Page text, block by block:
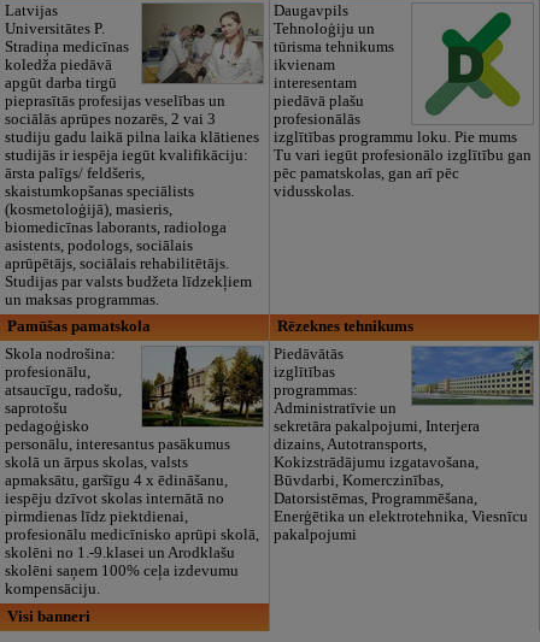
Latvijas
Universitātes P.
Stradiņa medicīnas
koledža piedāvā
apgūt darba tirgū
pieprasītās profesijas veselības un
sociālās aprūpes nozarēs, 2 vai 3
studiju gadu laikā pilna laika klātienes
studijās ir iespēja iegūt kvalifikāciju:
ārsta palīgs/ feldšeris,
skaistumkopšanas speciālists
(kosmetoloģijā), masieris,
biomedicīnas laborants, radiologa
asistents, podologs, sociālais
aprūpētājs, sociālais rehabilitētājs.
Studijas par valsts budžeta līdzekļiem
un maksas programmas.
Daugavpils
Tehnoloģiju un
tūrisma tehnikums
ikvienam
interesentam
piedāvā plašu
profesionālās
izglītības programmu loku. Pie mums
Tu vari iegūt profesionālo izglītību gan
pēc pamatskolas, gan arī pēc
vidusskolas.
Pamūšas pamatskola
Skola nodrošina:
profesionālu,
atsaucīgu, radošu,
saprotošu
pedagoģisko
personālu, interesantus pasākumus
skolā un ārpus skolas, valsts
apmaksātu, garšīgu 4 x ēdināšanu,
iespēju dzīvot skolas internātā no
pirmdienas līdz piektdienai,
profesionālu medicīnisko aprūpi skolā,
skolēni no 1.-9.klasei un Arodklašu
skolēni saņem 100% ceļa izdevumu
kompensāciju.
Rēzeknes tehnikums
Piedāvātās
izglītības
programmas:
Administratīvie un
sekretāra pakalpojumi, Interjera
dizains, Autotransports,
Kokizstrādājumu izgatavošana,
Būvdarbi, Komerczinības,
Datorsistēmas, Programmēšana,
Enerģētika un elektrotehnika, Viesnīcu
pakalpojumi
Visi banneri